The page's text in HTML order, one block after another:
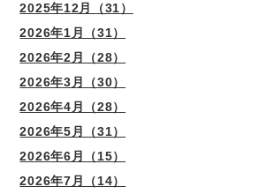
2025年12月（31）
2026年1月（31）
2026年2月（28）
2026年3月（30）
2026年4月（28）
2026年5月（31）
2026年6月（15）
2026年7月（14）